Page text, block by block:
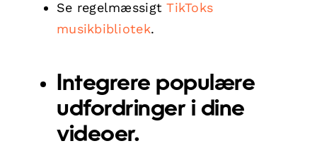
Se regelmæssigtTikToks
musikbibliotek.
Integrere populære
udfordringer i dine
videoer.